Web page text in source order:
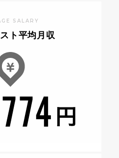
SALARY
ト平均月収